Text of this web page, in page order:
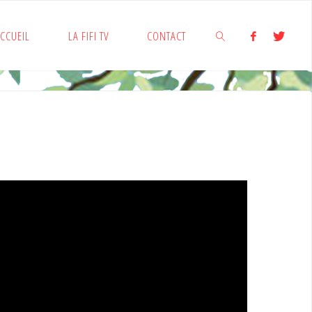
LA FIFI TV CONTACT